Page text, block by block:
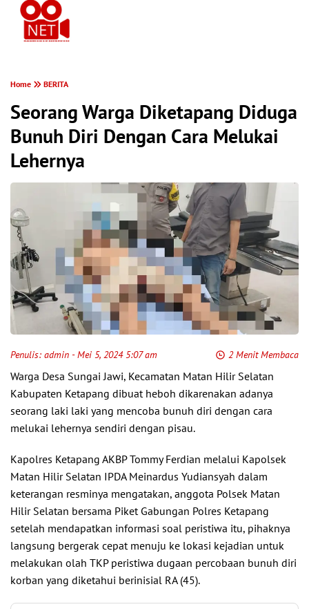
Home BERITA
Seorang Warga Diketapang Diduga
Bunuh Diri Dengan Cara Melukai
Lehernya
Penulis: admin - Mei 5, 2024 5:07 am 2 Menit Membaca
Warga Desa Sungai Jawi, Kecamatan Matan Hilir Selatan
Kabupaten Ketapang dibuat heboh dikarenakan adanya
seorang laki laki yang mencoba bunuh diri dengan cara
melukai lehernya sendiri dengan pisau.
Kapolres Ketapang AKBP Tommy Ferdian melalui Kapolsek
Matan Hilir Selatan IPDA Meinardus Yudiansyah dalam
keterangan resminya mengatakan, anggota Polsek Matan
Hilir Selatan bersama Piket Gabungan Polres Ketapang
setelah mendapatkan informasi soal peristiwa itu, pihaknya
langsung bergerak cepat menuju ke lokasi kejadian untuk
melakukan olah TKP peristiwa dugaan percobaan bunuh diri
korban yang diketahui berinisial RA (45).